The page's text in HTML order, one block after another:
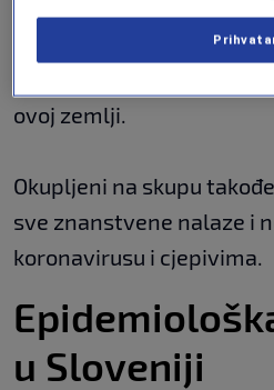
prosvjednik potvrdivši
ovoj zemlji.
Okupljeni na skupu
sve znanstvene nalaze i
koronavirusu i cjepivima.
u Sloveniji